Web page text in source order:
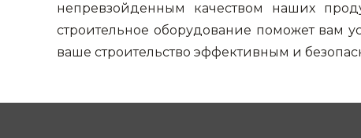
непревзойденным качеством наших
строительное оборудование поможет вам
ваше строительство эффективным и